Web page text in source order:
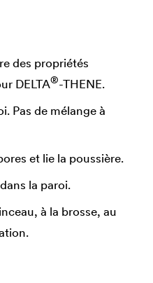
des propriétés
DELTA®-THENE.
Pas de mélange à
et lie la poussière.
la paroi.
à la brosse, au